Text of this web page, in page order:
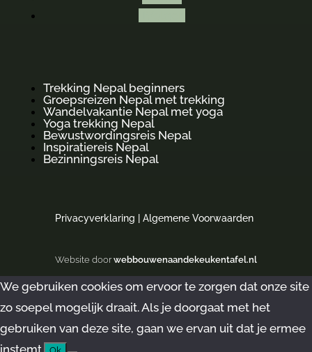
Trekking Nepal beginners
Groepsreizen Nepal met trekking
Wandelvakantie Nepal met yoga
Yoga trekking Nepal
Bewustwordingsreis Nepal
Inspiratiereis Nepal
Bezinningsreis Nepal
Privacyverklaring |Algemene Voorwaarden
Website doorwebbouwenaandekeukentafel.nl
We gebruiken cookies om ervoor te zorgen dat onze site
zo soepel mogelijk draait. Als je doorgaat met het
gebruiken van deze site, gaan we ervan uit dat je ermee
instemt.